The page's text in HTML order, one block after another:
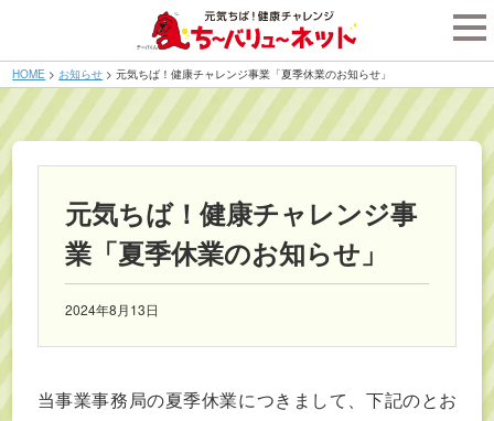
HOME >お知らせ >元気ちば！健康チャレンジ事業「夏季休業のお知らせ」
元気ちば！健康チャレンジ事
業「夏季休業のお知らせ」
2024年8月13日
当事業事務局の夏季休業につきまして、下記のとお